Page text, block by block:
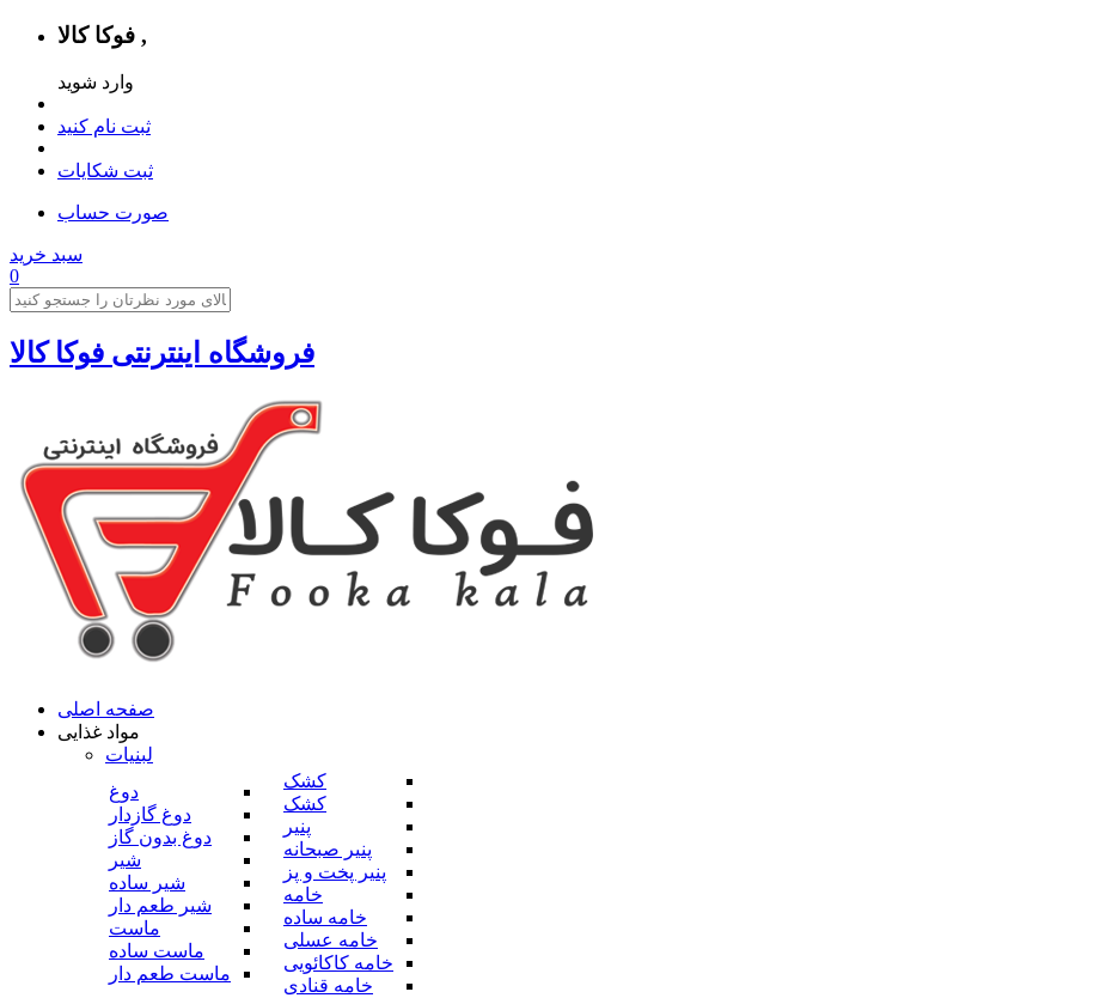
فوکا کالا ,
وارد شوید
ثبت نام کنید
ثبت شکایات
صورت حساب
سبد خرید
0
فروشگاه اینترنتی فوکا کالا
صفحه اصلی
مواد غذایی
لبنیات
کشک
کشک
پنیر
پنیر صبحانه
پنیر پخت و پز
خامه
خامه ساده
خامه عسلی
خامه کاکائویی
خامه قنادی
دوغ
دوغ گازدار
دوغ بدون گاز
شیر
شیر ساده
شیر طعم دار
ماست
ماست ساده
ماست طعم دار